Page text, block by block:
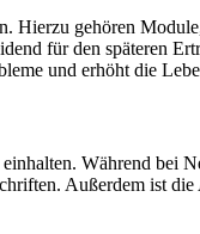
gehören
für den späteren
und erhöht die
Während bei
Außerdem ist